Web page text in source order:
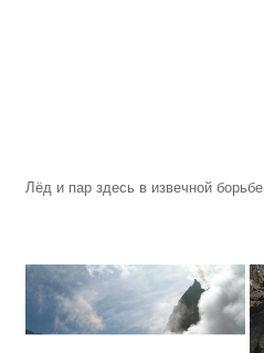
Лёд и пар здесь в извечной борьбе.